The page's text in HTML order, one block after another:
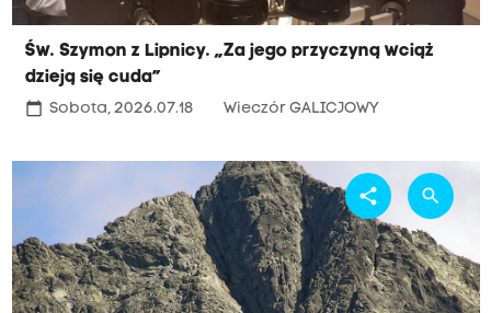
Św. Szymon z Lipnicy. „Za jego przyczyną wciąż
dzieją się cuda”
calendar_today Sobota, 2026.07.18 Wieczór GALICJOWY
share search